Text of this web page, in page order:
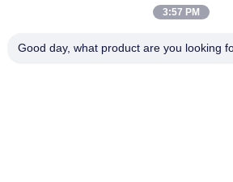
vitesse de périmètre
Bâtis
3:57 PM
Good day, what product are you looking